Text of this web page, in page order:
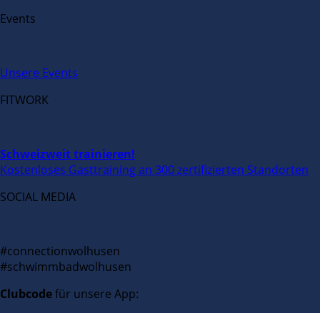
Events
Unsere Events
FITWORK
Schweizweit trainieren!
Kostenloses Gasttraining an 300 zertifizierten Standorten
SOCIAL MEDIA
#connectionwolhusen
#schwimmbadwolhusen
Clubcodefür unsere App: